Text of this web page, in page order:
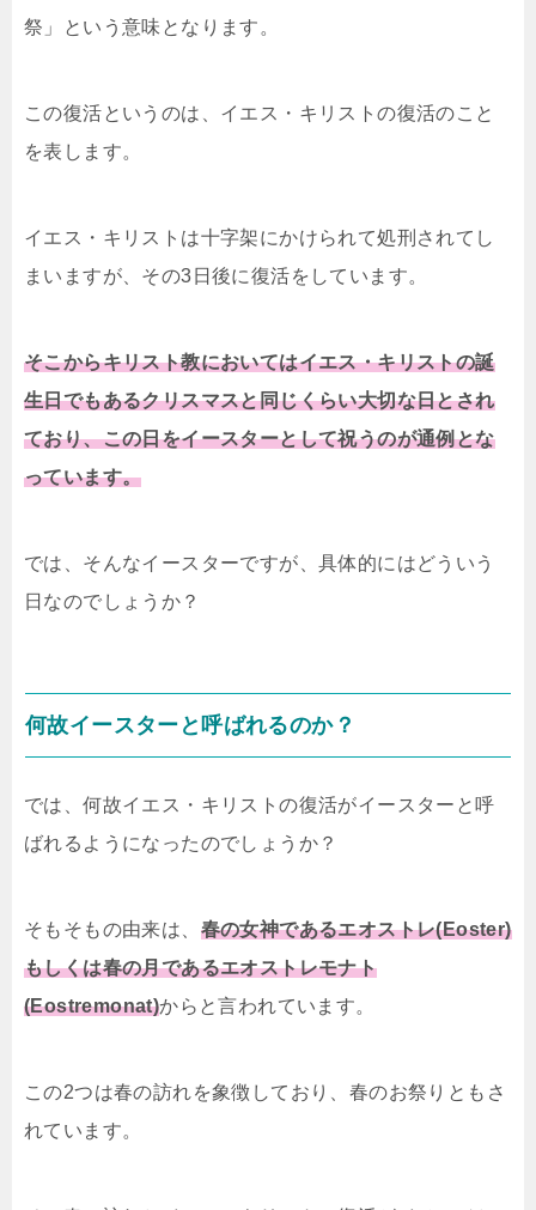
祭」という意味となります。
この復活というのは、イエス・キリストの復活のこと
を表します。
イエス・キリストは十字架にかけられて処刑されてし
まいますが、その3日後に復活をしています。
そこからキリスト教においてはイエス・キリストの誕
生日でもあるクリスマスと同じくらい大切な日とされ
ており、この日をイースターとして祝うのが通例とな
っています。
では、そんなイースターですが、具体的にはどういう
日なのでしょうか？
何故イースターと呼ばれるのか？
では、何故イエス・キリストの復活がイースターと呼
ばれるようになったのでしょうか？
そもそもの由来は、 春の女神であるエオストレ(Eoster)
もしくは春の月であるエオストレモナト
(Eostremonat)からと言われています。
この2つは春の訪れを象徴しており、春のお祭りともさ
れています。